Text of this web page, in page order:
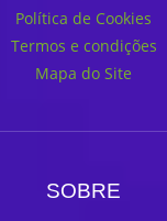
Política de Cookies
Termos e condições
Mapa do Site
SOBRE